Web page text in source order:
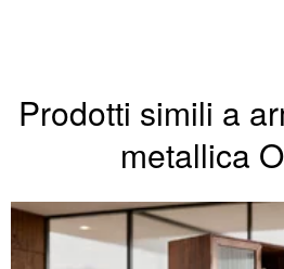
Prodotti simili a
metallica